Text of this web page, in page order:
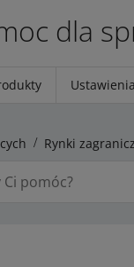
dla
Rynki